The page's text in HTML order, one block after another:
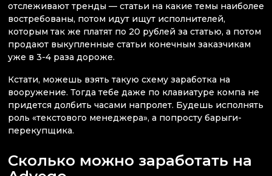
отслеживают тренды — статьи на какие темы наиболее
востребованы, потом идут ищут исполнителей,
которым так же платят по 20 рублей за статью, а потом
продают выкупленные статьи конечным заказчикам
уже в 3-4 раза дороже.
Кстати, можешь взять такую схему заработка на
вооружение. Тогда тебе даже по клавиатуре компа не
придется долбить часами напролет. Будешь исполнять
роль «текстового менеджера», а попросту барыги-
перекупщика.
Сколько можно заработать на